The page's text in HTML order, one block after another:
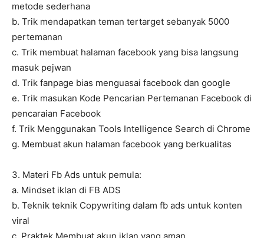
metode sederhana
b. Trik mendapatkan teman tertarget sebanyak 5000
pertemanan
c. Trik membuat halaman facebook yang bisa langsung
masuk pejwan
d. Trik fanpage bias menguasai facebook dan google
e. Trik masukan Kode Pencarian Pertemanan Facebook di
pencaraian Facebook
f. Trik Menggunakan Tools Intelligence Search di Chrome
g. Membuat akun halaman facebook yang berkualitas
3. Materi Fb Ads untuk pemula:
a. Mindset iklan di FB ADS
b. Teknik teknik Copywriting dalam fb ads untuk konten
viral